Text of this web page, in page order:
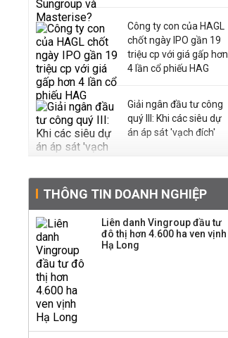
Công ty con của HAGL
chốt ngày IPO gần 19
triệu cp với giá gấp hơn
4 lần cổ phiếu HAG
Giải ngân đầu tư công
quý III: Khi các siêu dự
án áp sát 'vạch đích'
triển quỹ hưu trí: Từ tiết
kiệm gia đình thành
nguồn cấp vốn dài hạn
và kinh nghiệm từ
Malaysia
THÔNG TIN DOANH NGHIỆP
Liên danh Vingroup đầu tư
đô thị hơn 4.600 ha ven vịnh
Hạ Long